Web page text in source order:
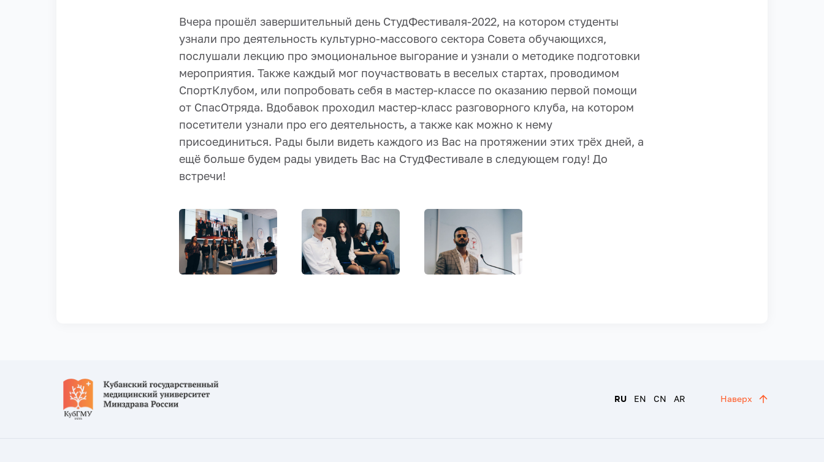
Вчера прошёл завершительный день СтудФестиваля-2022, на котором студенты
узнали про деятельность культурно-массового сектора Совета обучающихся,
послушали лекцию про эмоциональное выгорание и узнали о методике подготовки
мероприятия. Также каждый мог поучаствовать в веселых стартах, проводимом
СпортКлубом, или попробовать себя в мастер-классе по оказанию первой помощи
от СпасОтряда. Вдобавок проходил мастер-класс разговорного клуба, на котором
посетители узнали про его деятельность, а также как можно к нему
присоединиться. Рады были видеть каждого из Вас на протяжении этих трёх дней, а
ещё больше будем рады увидеть Вас на СтудФестивале в следующем году! До
встречи!
RU EN CN AR Наверх